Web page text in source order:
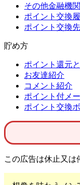
その他金融機関
ポイント交換
ポイント交換
貯め方
ポイント還元
お友達紹介
コメント紹介
ポイント付メ
ポイント交換
この広告は休止又は